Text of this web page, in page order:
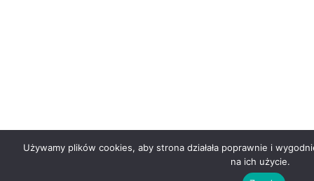
Używamy plików cookies, aby strona działała poprawnie i
na ich użycie.